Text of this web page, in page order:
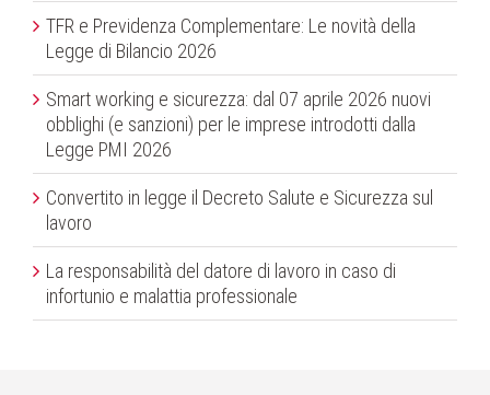
TFR e Previdenza Complementare: Le novità della
Legge di Bilancio 2026
Smart working e sicurezza: dal 07 aprile 2026 nuovi
obblighi (e sanzioni) per le imprese introdotti dalla
Legge PMI 2026
Convertito in legge il Decreto Salute e Sicurezza sul
lavoro
La responsabilità del datore di lavoro in caso di
infortunio e malattia professionale